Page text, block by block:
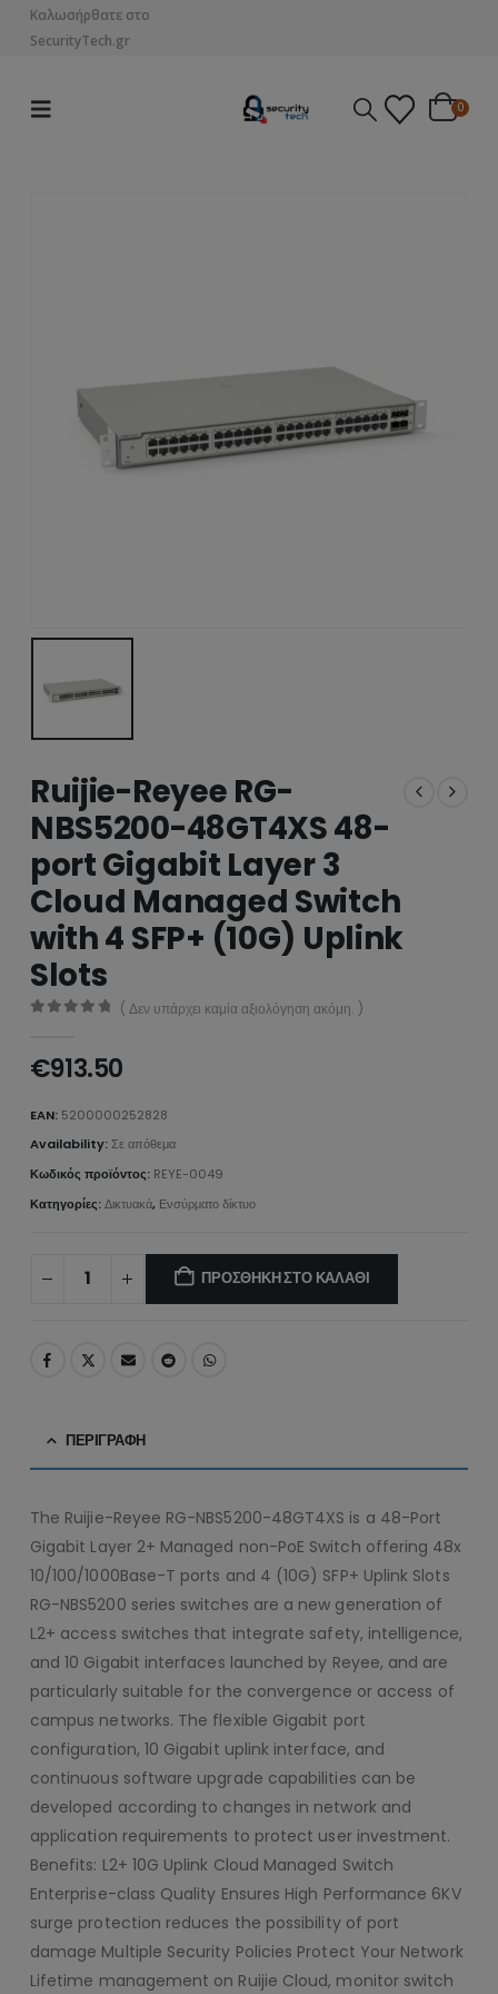
Καλωσήρθατε στο
SecurityTech.gr
0
Ruijie-Reyee RG-
NBS5200-48GT4XS 48-
port Gigabit Layer 3
Cloud Managed Switch
with 4 SFP+ (10G) Uplink
Slots
( Δεν υπάρχει καμία αξιολόγηση ακόμη. )
€913.50
EAN: 5200000252828
Availability:Σε απόθεμα
Κωδικός προϊόντος: REYE-0049
Κατηγορίες:Δικτυακά, Ενσύρματο δίκτυο
ΠΡΟΣΘΉΚΗ ΣΤΟ ΚΑΛΆΘΙ
ΠΕΡΙΓΡΑΦΉ
The Ruijie-Reyee RG-NBS5200-48GT4XS is a 48-Port
Gigabit Layer 2+ Managed non-PoE Switch offering 48x
10/100/1000Base-T ports and 4 (10G) SFP+ Uplink Slots
RG-NBS5200 series switches are a new generation of
L2+ access switches that integrate safety, intelligence,
and 10 Gigabit interfaces launched by Reyee, and are
particularly suitable for the convergence or access of
campus networks. The flexible Gigabit port
configuration, 10 Gigabit uplink interface, and
continuous software upgrade capabilities can be
developed according to changes in network and
application requirements to protect user investment.
Benefits: L2+ 10G Uplink Cloud Managed Switch
Enterprise-class Quality Ensures High Performance 6KV
surge protection reduces the possibility of port
damage Multiple Security Policies Protect Your Network
Lifetime management on Ruijie Cloud, monitor switch